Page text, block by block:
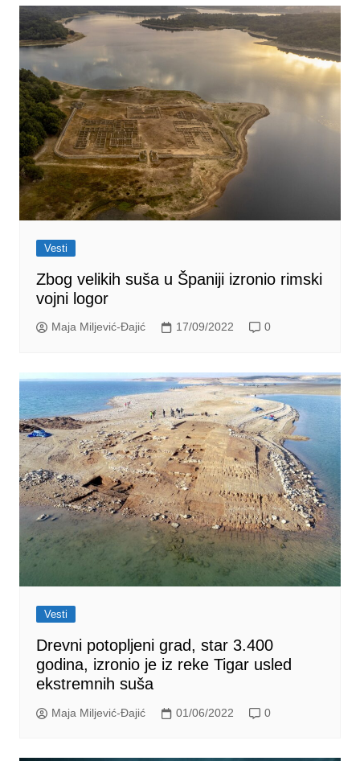
Vesti
Zbog velikih suša u Španiji izronio rimski
vojni logor
Maja Miljević-Đajić 17/09/2022 0
Vesti
Drevni potopljeni grad, star 3.400
godina, izronio je iz reke Tigar usled
ekstremnih suša
Maja Miljević-Đajić 01/06/2022 0